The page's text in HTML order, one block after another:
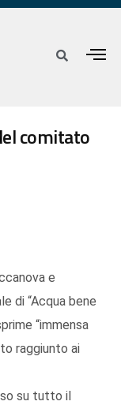
comitato
e
di “Acqua bene
“immensa
raggiunto ai
su tutto il